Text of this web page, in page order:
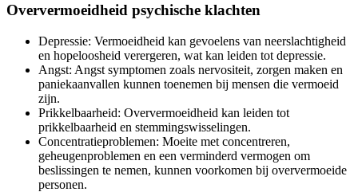
Oververmoeidheid psychische klachten
Depressie: Vermoeidheid kan gevoelens van neerslachtigheid
en hopeloosheid verergeren, wat kan leiden tot depressie.
Angst: Angst symptomen zoals nervositeit, zorgen maken en
paniekaanvallen kunnen toenemen bij mensen die vermoeid
zijn.
Prikkelbaarheid: Oververmoeidheid kan leiden tot
prikkelbaarheid en stemmingswisselingen.
Concentratieproblemen: Moeite met concentreren,
geheugenproblemen en een verminderd vermogen om
beslissingen te nemen, kunnen voorkomen bij oververmoeide
personen.